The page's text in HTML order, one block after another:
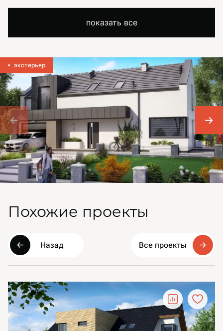
показать все
экстерьер
Похожие проекты
Назад Все проекты